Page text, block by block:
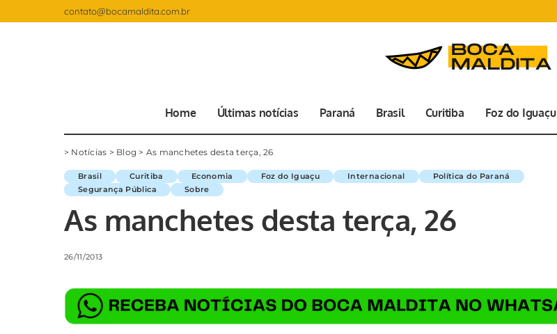
contato@bocamaldita.com.br
Home Últimas notícias Paraná Brasil Curitiba Foz do Iguaçu
> Notícias > Blog > As manchetes desta terça, 26
Brasil Curitiba Economia Foz do Iguaçu Internacional
Política do Paraná
Segurança Pública
Sobre
As manchetes desta terça, 26
26/11/2013